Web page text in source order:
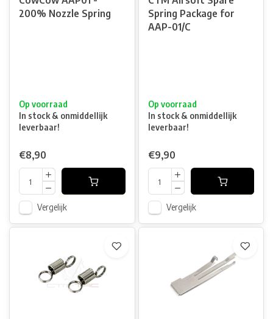
200% Nozzle Spring
Op voorraad
In stock & onmiddellijk
leverbaar!
€8,90
Vergelijk
Spring Package for
AAP-01/C
Op voorraad
In stock & onmiddellijk
leverbaar!
€9,90
Vergelijk